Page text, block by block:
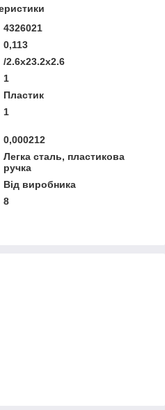
4326021
0,113
/2.6x23.2x2.6
1
Пластик
1
0,000212
Легка сталь, пластикова
ручка
Від виробника
8